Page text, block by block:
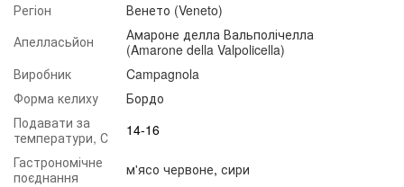
Регіон
Венето (Veneto)
Апелласьйон
Амароне делла Вальполічелла
(Amarone della Valpolicella)
Виробник
Campagnola
Форма келиху
Бордо
Подавати за
температури, С
14-16
Гастрономічне
поєднання
м'ясо червоне, сири